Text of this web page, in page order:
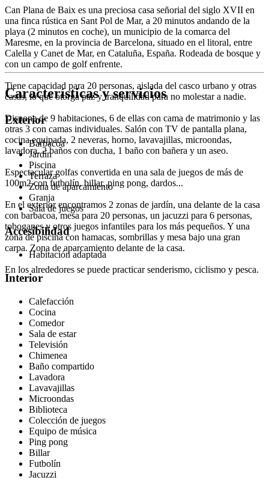
Can Plana de Baix es una preciosa casa señorial del siglo XVII en
una finca rústica en Sant Pol de Mar, a 20 minutos andando de la
playa (2 minutos en coche), un municipio de la comarca del
Maresme, en la provincia de Barcelona, situado en el litoral, entre
Calella y Canet de Mar, en Cataluña, España. Rodeada de bosque y
con un campo de golf enfrente.
Tiene capacidad para 20 personas, aislada del casco urbano y otras
casas, lo que otorga paz y tranquilidad para no molestar a nadie.
Dispone de 9 habitaciones, 6 de ellas con cama de matrimonio y las
otras 3 con camas individuales. Salón con TV de pantalla plana,
cocina equipada, 2 neveras, horno, lavavajillas, microondas,
lavadora. 2 baños con ducha, 1 baño con bañera y un aseo.
Espectacular golfas convertida en una sala de juegos de más de
100m2 con futbolín, billar, ping pong, dardos...
En el exterior encontramos 2 zonas de jardín, una delante de la casa
con barbacoa, mesa para 20 personas, un jacuzzi para 6 personas,
toboganes y otros juegos infantiles para los más pequeños. Y una
zona de piscina con hamacas, sombrillas y mesa bajo una gran
carpa. Zona de aparcamiento delante de la casa.
En los alrededores se puede practicar senderismo, ciclismo y pesca.
Características y servicios
Exterior
Barbacoa
Jardín
Piscina
Terraza
Zona de aparcamiento
Granja
Sala de juegos
Accesibilidad
Habitación adaptada
Interior
Calefacción
Cocina
Comedor
Sala de estar
Televisión
Chimenea
Baño compartido
Lavadora
Lavavajillas
Microondas
Biblioteca
Colección de juegos
Equipo de música
Ping pong
Billar
Futbolín
Jacuzzi